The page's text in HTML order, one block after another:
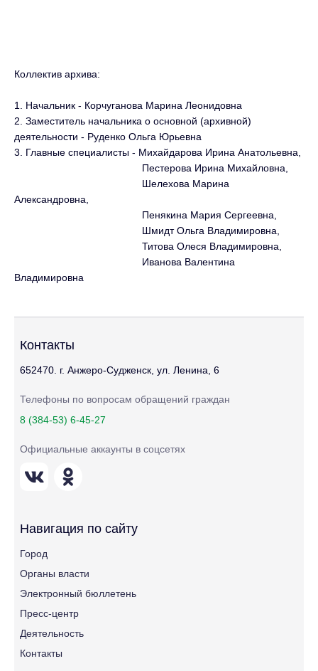
Коллектив архива:
1. Начальник - Корчуганова Марина Леонидовна
2. Заместитель начальника о основной (архивной)
деятельности - Руденко Ольга Юрьевна
3. Главные специалисты - Михайдарова Ирина Анатольевна,
Пестерова Ирина Михайловна,
Шелехова Марина
Александровна,
Пенякина Мария Сергеевна,
Шмидт Ольга Владимировна,
Титова Олеся Владимировна,
Иванова Валентина
Владимировна
Контакты
652470. г. Анжеро-Судженск, ул. Ленина, 6
Телефоны по вопросам обращений граждан
8 (384-53) 6-45-27
Официальные аккаунты в соцсетях
Навигация по сайту
Город
Органы власти
Электронный бюллетень
Пресс-центр
Деятельность
Контакты